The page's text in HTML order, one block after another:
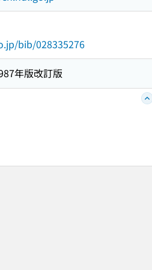
bib/028335276
年版改訂版